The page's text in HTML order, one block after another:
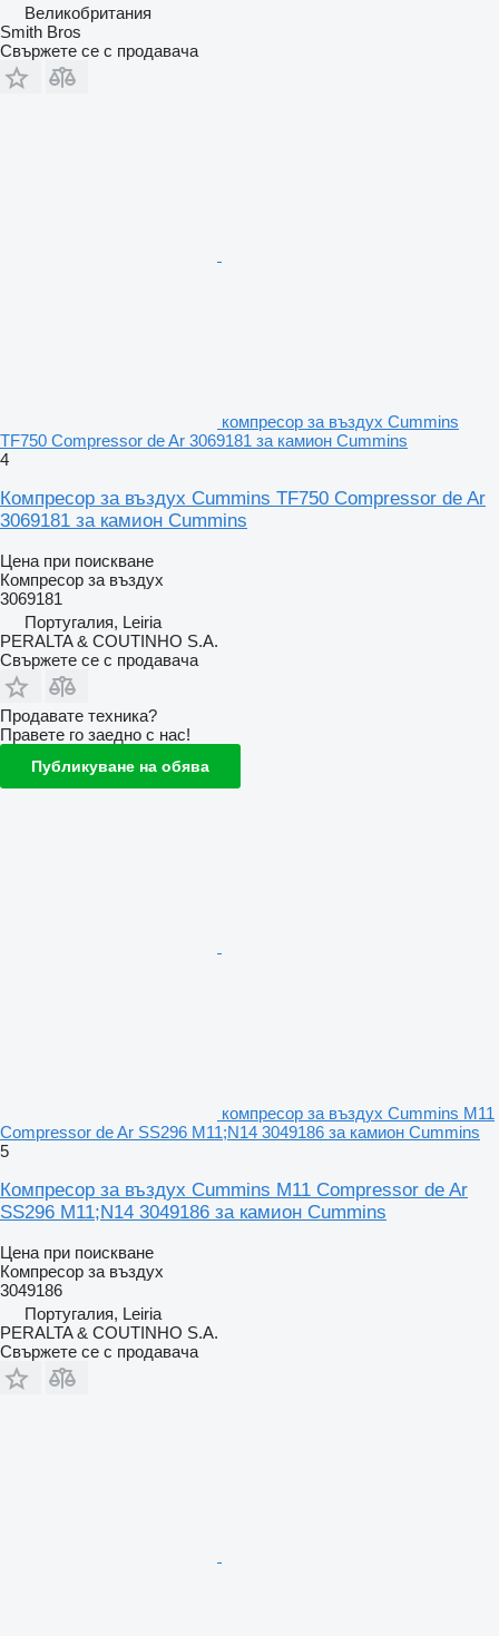
Великобритания
Smith Bros
Свържете се с продавача
компресор за въздух Cummins
TF750 Compressor de Ar 3069181 за камион Cummins
4
Компресор за въздух Cummins TF750 Compressor de Ar
3069181 за камион Cummins
Цена при поискване
Компресор за въздух
3069181
Португалия, Leiria
PERALTA & COUTINHO S.A.
Свържете се с продавача
Продавате техника?
Правете го заедно с нас!
Публикуване на обява
компресор за въздух Cummins M11
Compressor de Ar SS296 M11;N14 3049186 за камион Cummins
5
Компресор за въздух Cummins M11 Compressor de Ar
SS296 M11;N14 3049186 за камион Cummins
Цена при поискване
Компресор за въздух
3049186
Португалия, Leiria
PERALTA & COUTINHO S.A.
Свържете се с продавача